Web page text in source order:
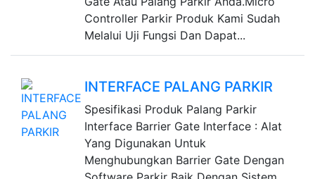
Controller Parkir Produk Kami Sudah
Melalui Uji Fungsi Dan Dapat...
INTERFACE PALANG PARKIR
Spesifikasi Produk Palang Parkir
Interface Barrier Gate Interface : Alat
Yang Digunakan Untuk
Menghubungkan Barrier Gate Dengan